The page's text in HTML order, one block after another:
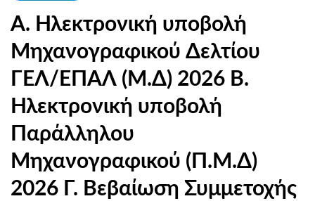
Α. Ηλεκτρονική υποβολή
Μηχανογραφικού Δελτίου
ΓΕΛ/ΕΠΑΛ (Μ.Δ) 2026 Β.
Ηλεκτρονική υποβολή
Παράλληλου
Μηχανογραφικού (Π.Μ.Δ)
2026 Γ. Βεβαίωση Συμμετοχής